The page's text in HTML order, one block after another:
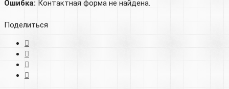
Ошибка: Контактная форма не найдена.
Поделиться